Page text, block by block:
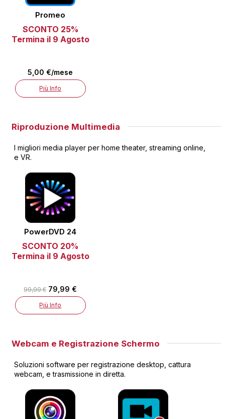
Promeo
SCONTO 25%
Termina il 9 Agosto
5,00 €/mese
Più Info
Riproduzione Multimedia
I migliori media player per home theater, streaming online,
e VR.
PowerDVD 24
SCONTO 20%
Termina il 9 Agosto
99,99 € 79,99 €
Più Info
Webcam e Registrazione Schermo
Soluzioni software per registrazione desktop, cattura
webcam, e trasmissione in diretta.